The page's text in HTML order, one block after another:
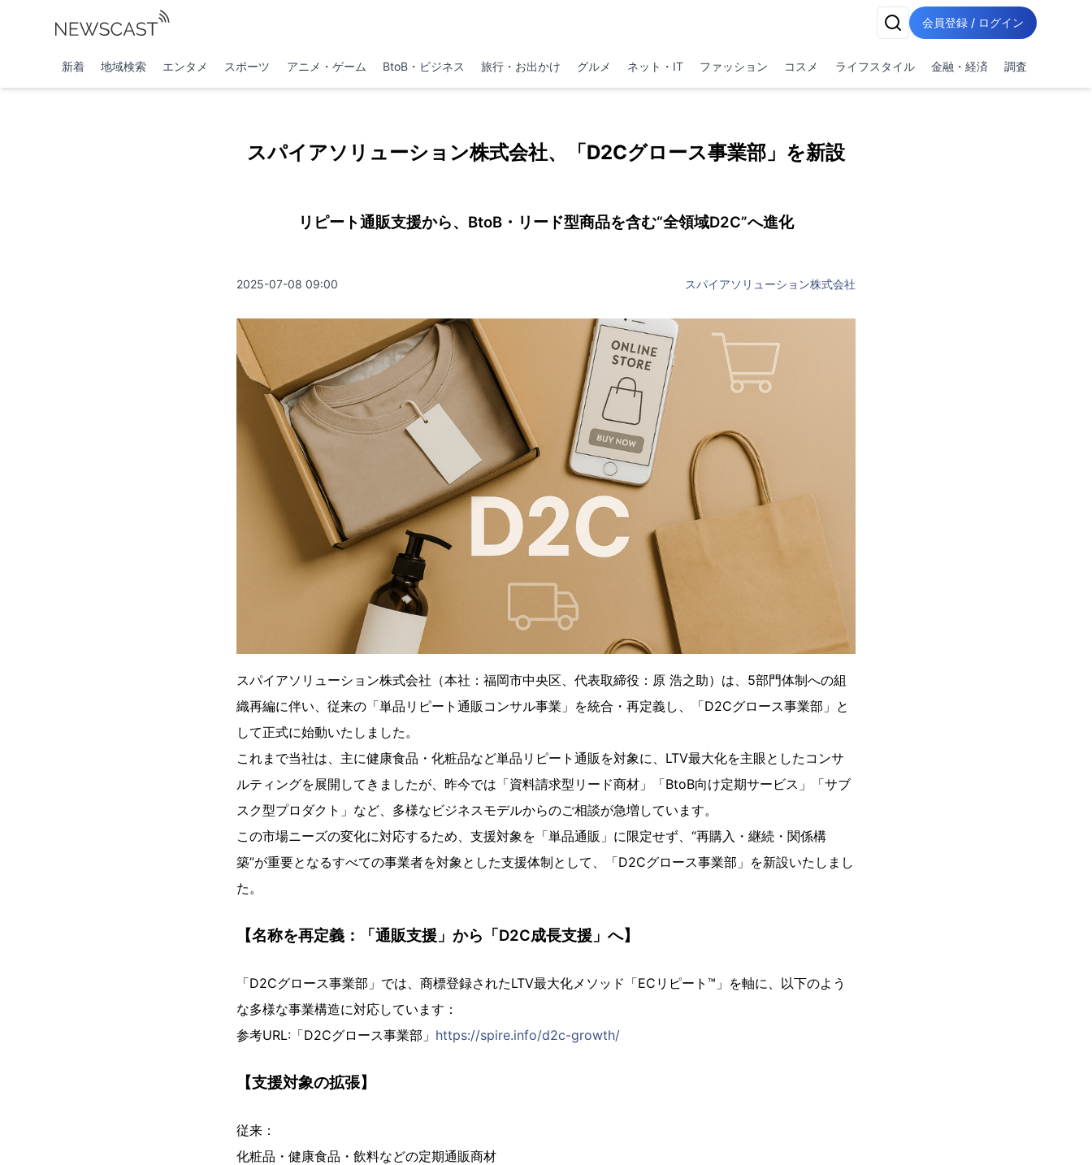
会員登録 / ログイン
新着 地域検索 エンタメ スポーツ アニメ・ゲーム BtoB・ビジネス 旅行・お出かけ グルメ ネット・IT ファッション コスメ ライフスタイル 金融・経済 調査
スパイアソリューション株式会社、「D2Cグロース事業部」を新設
リピート通販支援から、BtoB・リード型商品を含む“全領域D2C”へ進化
2025-07-08 09:00 スパイアソリューション株式会社
スパイアソリューション株式会社（本社：福岡市中央区、代表取締役：原 浩之助）は、5部門体制への組
織再編に伴い、従来の「単品リピート通販コンサル事業」を統合・再定義し、「D2Cグロース事業部」と
して正式に始動いたしました。
これまで当社は、主に健康食品・化粧品など単品リピート通販を対象に、LTV最大化を主眼としたコンサ
ルティングを展開してきましたが、昨今では「資料請求型リード商材」「BtoB向け定期サービス」「サブ
スク型プロダクト」など、多様なビジネスモデルからのご相談が急増しています。
この市場ニーズの変化に対応するため、支援対象を「単品通販」に限定せず、“再購入・継続・関係構
築”が重要となるすべての事業者を対象とした支援体制として、「D2Cグロース事業部」を新設いたしまし
た。
【名称を再定義：「通販支援」から「D2C成長支援」へ】
「D2Cグロース事業部」では、商標登録されたLTV最大化メソッド「ECリピート™」を軸に、以下のよう
な多様な事業構造に対応しています：
参考URL:「D2Cグロース事業部」 https://spire.info/d2c-growth/
【支援対象の拡張】
従来：
化粧品・健康食品・飲料などの定期通販商材